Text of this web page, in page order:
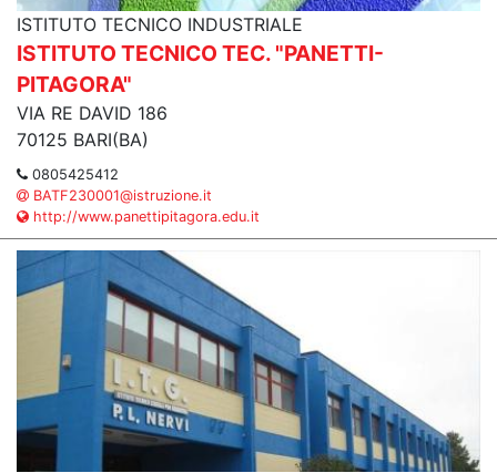
ISTITUTO TECNICO INDUSTRIALE
ISTITUTO TECNICO TEC. "PANETTI-
PITAGORA"
VIA RE DAVID 186
70125 BARI(BA)
0805425412
BATF230001@istruzione.it
http://www.panettipitagora.edu.it